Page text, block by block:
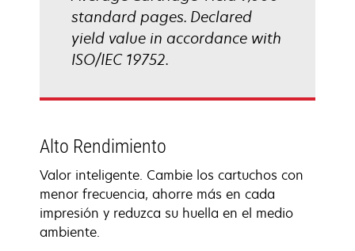
standard pages. Declared
yield value in accordance with
ISO/IEC 19752.
Alto Rendimiento
Valor inteligente. Cambie los cartuchos con
menor frecuencia, ahorre más en cada
impresión y reduzca su huella en el medio
ambiente.